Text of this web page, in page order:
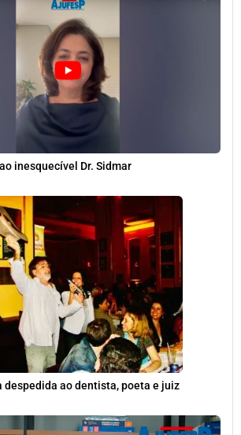
inesquecível Dr. Sidmar
despedida ao dentista, poeta e juiz